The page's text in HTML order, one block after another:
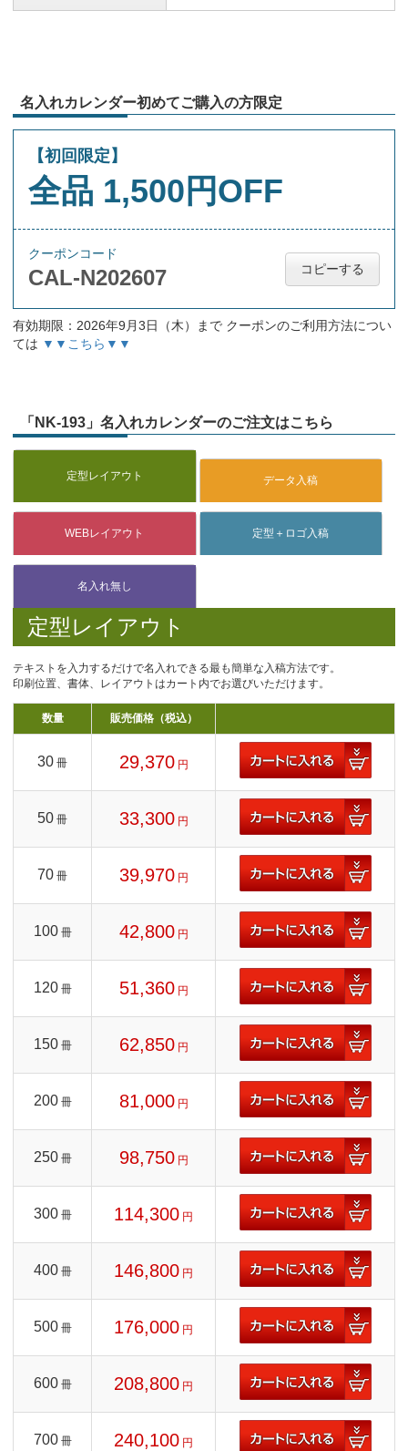
名入れカレンダー初めてご購入の方限定
【初回限定】
全品 1,500円OFF
クーポンコード
CAL-N202607 コピーする
有効期限：2026年9月3日（木）まで クーポンのご利用方法につい
ては ▼▼こちら▼▼
「NK-193」名入れカレンダーのご注文はこちら
定型レイアウト
テキストを入力するだけで名入れできる最も簡単な入稿方法です。
印刷位置、書体、レイアウトはカート内でお選びいただけます。
数量 販売価格（税込）
30 冊 29,370 円
50 冊 33,300 円
70 冊 39,970 円
100 冊 42,800 円
120 冊 51,360 円
150 冊 62,850 円
200 冊 81,000 円
250 冊 98,750 円
300 冊 114,300 円
400 冊 146,800 円
500 冊 176,000 円
600 冊 208,800 円
700 冊 240,100 円